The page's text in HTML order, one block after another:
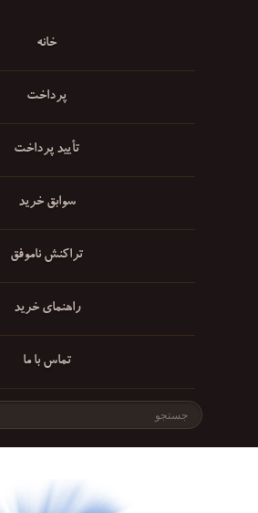
خانه
پرداخت
تأیید پرداخت
سوابق خرید
تراکنش ناموفق
راهنمای خرید
تماس با ما